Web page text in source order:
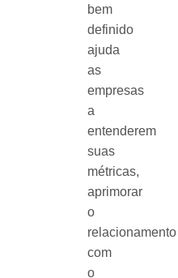
bem
definido
ajuda
as
empresas
a
entenderem
suas
métricas,
aprimorar
o
relacionamento
com
o